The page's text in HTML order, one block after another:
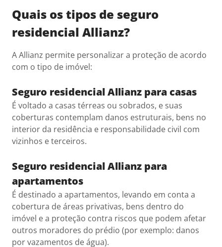
Quais os tipos de seguro
residencial Allianz?
A Allianz permite personalizar a proteção de acordo
com o tipo de imóvel:
Seguro residencial Allianz para casas
É voltado a casas térreas ou sobrados, e suas
coberturas contemplam danos estruturais, bens no
interior da residência e responsabilidade civil com
vizinhos e terceiros.
Seguro residencial Allianz para
apartamentos
É destinado a apartamentos, levando em conta a
cobertura de áreas privativas, bens dentro do
imóvel e a proteção contra riscos que podem afetar
outros moradores do prédio (por exemplo: danos
por vazamentos de água).